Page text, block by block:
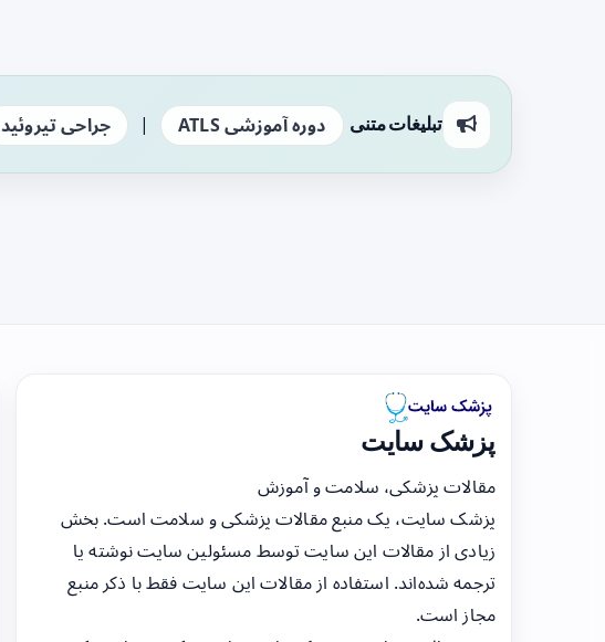
تبلیغات متنی دوره آموزشی ATLS | جراحی تیروئید
پزشک سایت
مقالات پزشکی، سلامت و آموزش
پزشک سایت، یک منبع مقالات پزشکی و سلامت است. بخش
زیادی از مقالات این سایت توسط مسئولین سایت نوشته یا
ترجمه شده‌اند. استفاده از مقالات این سایت فقط با ذکر منبع
مجاز است.